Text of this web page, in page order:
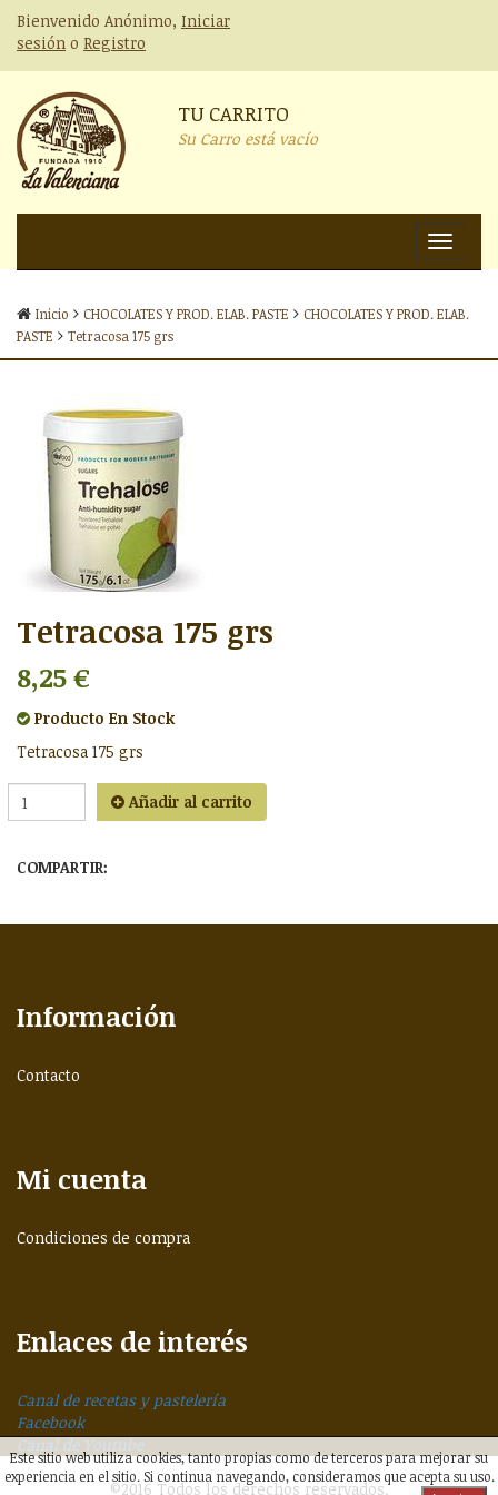
Bienvenido Anónimo, Iniciar
sesión o Registro
TU CARRITO
Su Carro está vacío
Nav
Inicio CHOCOLATES Y PROD. ELAB. PASTE
CHOCOLATES Y PROD. ELAB.
PASTE
Tetracosa 175 grs
Tetracosa 175 grs
8,25 €
Producto En Stock
Tetracosa 175 grs
Añadir al carrito
COMPARTIR:
Información
Contacto
Mi cuenta
Condiciones de compra
Enlaces de interés
Canal de recetas y pastelería
Facebook
Canal de Youtube
©2016 Todos los derechos reservados.
Este sitio web utiliza cookies, tanto propias como de terceros para mejorar su
experiencia en el sitio. Si continua navegando, consideramos que acepta su uso.